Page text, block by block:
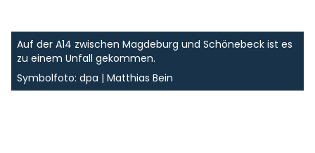
Auf der A14 zwischen Magdeburg und Schönebeck ist es
zu einem Unfall gekommen.
Symbolfoto: dpa | Matthias Bein